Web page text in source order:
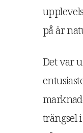
på är
Det var
trängsel